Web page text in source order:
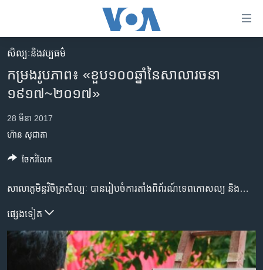
គេហទំព័រ​
រំលង​
និង​
ទៅ​​
ទំព័រ​
ព័ត៌មាន​​
រំលង​
ទៅ​
កម្ពុជា
អន្តរជាតិ
ព្រឹត្តិការណ៍ព័ត៌មាន
ទូរទស្សន៍ / វីដេអូ​
វិទ្យុ / ផតខាសថ៍
កម្មវិធីទាំងអស់
សិល្បៈនិងវប្បធម៌
កម្រង​រូបភាព៖ «ខួប​១០០​ឆ្នាំ​នៃ​សាលា​រចនា​
១៩១៧~២០១៧»
28 មីនា 2017
ហ៊ាន សុជាតា
សាលា​ភូមិន្ទ​វិចិត្រ​សិល្បៈ​ បាន​រៀបចំ​ការ​តាំង​ពិព័រណ៍​ទេព​កោសល្យ​ និង​ស្នាដៃ​លើក​ទី​៣​ ក្រោម​ប្រធានបទ​ «ខួប​១០០​ឆ្នាំ​នៃ​សាលា​រចនា​ ១៩១៧~២០១៧» រយៈពេល​៣​ថ្ងៃ​ ចាប់​ពី​ថ្ងៃ​ទី​២៤​ ដល់​ ២៦​ ខែ​មីនា​ ឆ្នាំ​២០១៧។ កម្មវិធី​នៃ​ពិព័រណ៍​ទេព្យ​កោសល្យ​ និង​ស្នាដៃ​នេះ​ រួមមាន​ការ​សម្តែង​របាំ​ប្រពៃណី​ខ្មែរ​ ការ​សម្តែង​ឧបករណ៍​ភ្លេង​បុរាណ​ខ្មែរ​ ការ​ពិព័រណ៍​វត្ថុ​បុរាណ​នានា​ និង​ការ​ពិព័រណ៍​ស្នាដៃ​របស់​និស្សិត​ទាំង​៥​មហាវិទ្យាល័យ។ សាលា​ភូមិន្ទ​វិចិត្រ​សិល្បៈ​ ឬ​អតីត​សាលា​រចនា​នេះ​ បាន​ដើរ​តួនាទី​ជា​ថ្នាល​ បណ្តុះ​បណ្តាល​អ្នក​សិល្បៈ​ខ្មែរ​ជា​ច្រើន​ជំនាន់។
ផ្សេង​ទៀត
ចែករំលែក